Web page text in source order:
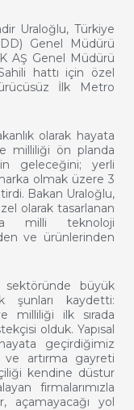
Uraloğlu, Türkiye
Genel Müdürü
AŞ Genel Müdürü
hattı için özel
İlk Metro
olarak hayata
milliliği ön planda
geleceğini; yerli
olmak üzere 3
Bakan Uraloğlu,
olarak tasarlanan
milli teknoloji
ve ürünlerinden
sektöründe büyük
şunları kaydetti:
milliliği ilk sırada
olduk. Yapısal
geçirdiğimiz
artırma gayreti
kendine düstur
firmalarımızla
açamayacağı yol